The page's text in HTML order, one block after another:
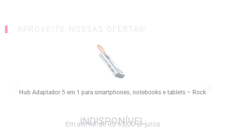
APROVEITE NOSSAS OFERTAS!
Hub Adaptador 5 em 1 para smartphones, notebooks e tablets – Rock
Em até 6X de R$ 65,00 s/ juros